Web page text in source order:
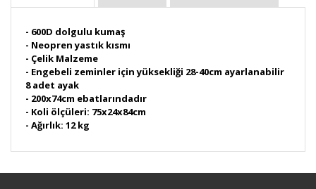
- 600D dolgulu kumaş
- Neopren yastık kısmı
- Çelik Malzeme
- Engebeli zeminler için yüksekliği 28-40cm ayarlanabilir
8 adet ayak
- 200x74cm ebatlarındadır
- Koli ölçüleri: 75x24x84cm
- Ağırlık: 12 kg